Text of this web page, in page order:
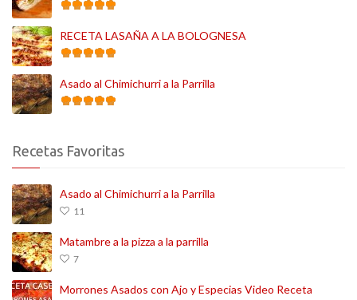
RECETA LASAÑA A LA BOLOGNESA
Asado al Chimichurri a la Parrilla
Recetas Favoritas
Asado al Chimichurri a la Parrilla
11
Matambre a la pizza a la parrilla
7
Morrones Asados con Ajo y Especias Video Receta